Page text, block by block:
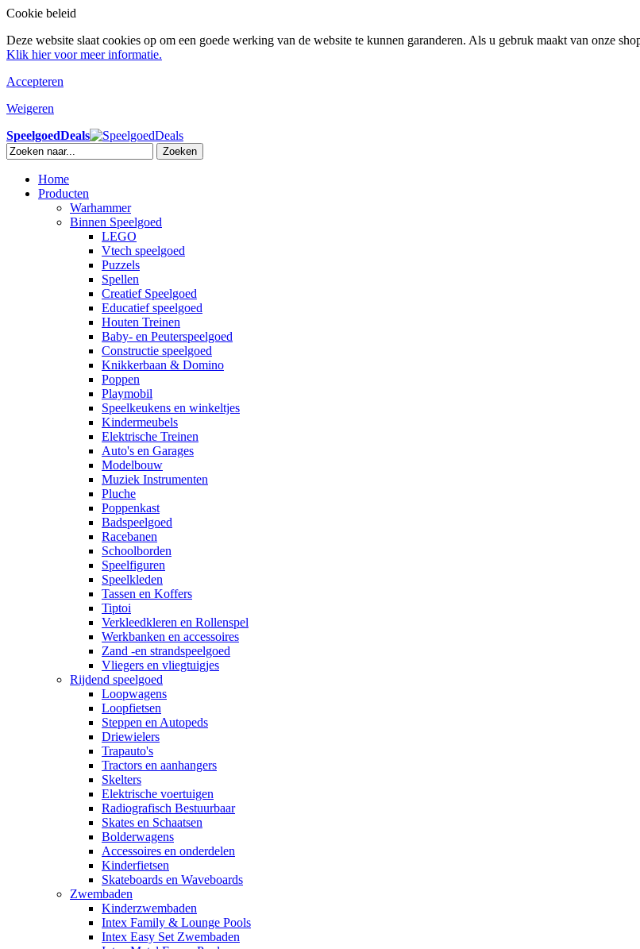
Cookie beleid
Deze website slaat cookies op om een goede werking van de website te kunnen garanderen. Als u gebruk maakt van onze
Klik hier voor meer informatie.
Accepteren
Weigeren
SpeelgoedDeals
Zoeken
Home
Producten
Warhammer
Binnen Speelgoed
LEGO
Vtech speelgoed
Puzzels
Spellen
Creatief Speelgoed
Educatief speelgoed
Houten Treinen
Baby- en Peuterspeelgoed
Constructie speelgoed
Knikkerbaan & Domino
Poppen
Playmobil
Speelkeukens en winkeltjes
Kindermeubels
Elektrische Treinen
Auto's en Garages
Modelbouw
Muziek Instrumenten
Pluche
Poppenkast
Badspeelgoed
Racebanen
Schoolborden
Speelfiguren
Speelkleden
Tassen en Koffers
Tiptoi
Verkleedkleren en Rollenspel
Werkbanken en accessoires
Zand -en strandspeelgoed
Vliegers en vliegtuigjes
Rijdend speelgoed
Loopwagens
Loopfietsen
Steppen en Autopeds
Driewielers
Trapauto's
Tractors en aanhangers
Skelters
Elektrische voertuigen
Radiografisch Bestuurbaar
Skates en Schaatsen
Bolderwagens
Accessoires en onderdelen
Kinderfietsen
Skateboards en Waveboards
Zwembaden
Kinderzwembaden
Intex Family & Lounge Pools
Intex Easy Set Zwembaden